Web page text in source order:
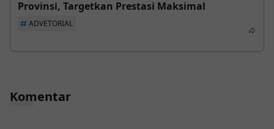
Provinsi, Targetkan Prestasi Maksimal
ADVETORIAL
Komentar